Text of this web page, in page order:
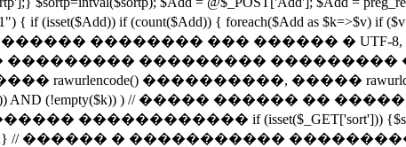
if (count($Add)) { foreach($Add as $k=>$v) if
������ �������� ��� ������ �
��������� ���������
����������, �����
AND (!empty($k)) ) // ����� ������ ��
if (isset($_GET['sort']))
";} // ������ � ����������� ��������� �